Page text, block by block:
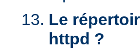
Le
httpd ?